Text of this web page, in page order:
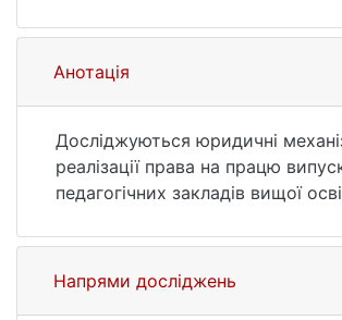
02-01
ДИСТАНЦІЙНОЇ ОРГАНІЗАЦІЇ
ПРАЦІ. Соціальне Право.
12. DOI: 10.32751/2617-5967-
Анотація
Досліджуються юридичні
реалізації права на працю
педагогічних закладів вищої
праці. Автори зазначають, що
уточнення понятійний апарат
юридичного механізму
Напрями досліджень